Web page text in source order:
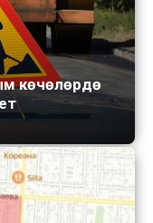
көчөлөрдө